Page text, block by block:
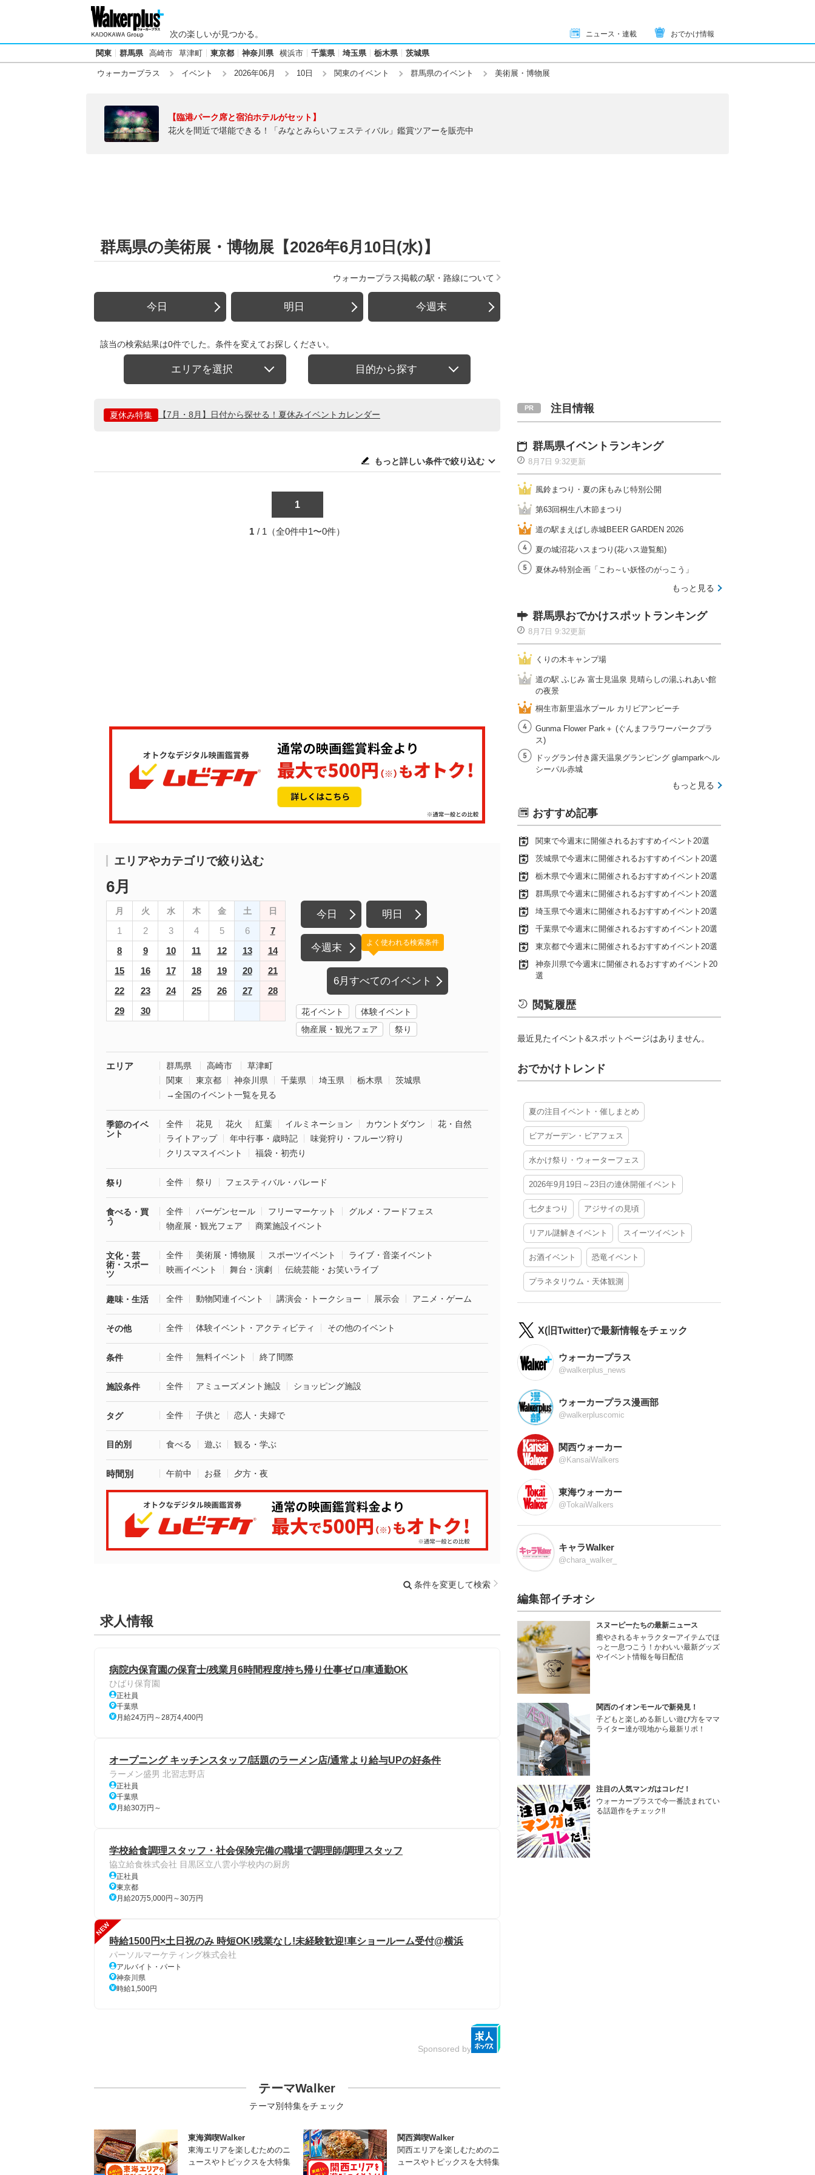
次の楽しいが見つかる。 ニュース・連載 おでかけ情報
関東 群馬県 高崎市 草津町 東京都 神奈川県 横浜市 千葉県 埼玉県 栃木県 茨城県
ウォーカープラス イベント 2026年06月 10日 関東のイベント 群馬県のイベント 美術展・博物展
【臨港パーク席と宿泊ホテルがセット】
花火を間近で堪能できる！「みなとみらいフェスティバル」鑑賞ツアーを販売中
群馬県の美術展・博物展【2026年6月10日(水)】
ウォーカープラス掲載の駅・路線について
今日 明日 今週末
該当の検索結果は0件でした。条件を変えてお探しください。
エリアを選択 目的から探す
夏休み特集 【7月・8月】日付から探せる！夏休みイベントカレンダー
もっと詳しい条件で絞り込む
1
1 / 1（全0件中1〜0件）
エリアやカテゴリで絞り込む
6月
月 火 水 木 金 土 日
1 2 3 4 5 6
7
8
9 10 11 12 13
14
15
16 17 18 19 20
21
22
23 24 25 26 27
28
29
30
今日 明日
今週末
6月すべてのイベント
よく使われる検索条件
花イベント
体験イベント
物産展・観光フェア
祭り
エリア 群馬県 高崎市
草津町
関東
東京都 神奈川県 千葉県 埼玉県 栃木県
茨城県
→全国のイベント一覧を見る
季節のイベ
ント
全件 花見 花火 紅葉 イルミネーション カウントダウン
花・自然
ライトアップ
年中行事・歳時記
味覚狩り・フルーツ狩り
クリスマスイベント
福袋・初売り
祭り 全件 祭り フェスティバル・パレード
食べる・買
う
全件 バーゲンセール フリーマーケット
グルメ・フードフェス
物産展・観光フェア
商業施設イベント
文化・芸
術・スポー
ツ
全件 美術展・博物展 スポーツイベント
ライブ・音楽イベント
映画イベント
舞台・演劇 伝統芸能・お笑いライブ
趣味・生活 全件 動物関連イベント 講演会・トークショー 展示会 アニメ・ゲーム
その他 全件 体験イベント・アクティビティ その他のイベント
条件 全件 無料イベント 終了間際
施設条件 全件 アミューズメント施設 ショッピング施設
タグ 全件 子供と 恋人・夫婦で
目的別 食べる 遊ぶ 観る・学ぶ
時間別 午前中 お昼 夕方・夜
条件を変更して検索
求人情報
病院内保育園の保育士/残業月6時間程度/持ち帰り仕事ゼロ/車通勤OK
ひばり保育園
正社員
千葉県
月給24万円～28万4,400円
オープニング キッチンスタッフ/話題のラーメン店/通常より給与UPの好条件
ラーメン盛男 北習志野店
正社員
千葉県
月給30万円～
学校給食調理スタッフ・社会保険完備の職場で調理師/調理スタッフ
協立給食株式会社 目黒区立八雲小学校内の厨房
正社員
東京都
月給20万5,000円～30万円
NEW
時給1500円×土日祝のみ 時短OK!残業なし!未経験歓迎!車ショールーム受付@横浜
パーソルマーケティング株式会社
アルバイト・パート
神奈川県
時給1,500円
Sponsored by
テーマWalker
テーマ別特集をチェック
東海満喫Walker
東海エリアを楽しむためのニ
ュースやトピックスを大特集
関西満喫Walker
関西エリアを楽しむためのニ
ュースやトピックスを大特集
注目情報
群馬県イベントランキング
8月7日 9:32更新
風鈴まつり・夏の床もみじ特別公開
第63回桐生八木節まつり
道の駅まえばし赤城BEER GARDEN 2026
夏の城沼花ハスまつり(花ハス遊覧船)
夏休み特別企画「こわ～い妖怪のがっこう」
もっと見る
群馬県おでかけスポットランキング
8月7日 9:32更新
くりの木キャンプ場
道の駅 ふじみ 富士見温泉 見晴らしの湯ふれあい館
の夜景
桐生市新里温水プール カリビアンビーチ
Gunma Flower Park＋ (ぐんまフラワーパークプラ
ス)
ドッグラン付き露天温泉グランピング glamparkヘル
シーパル赤城
もっと見る
おすすめ記事
関東で今週末に開催されるおすすめイベント20選
茨城県で今週末に開催されるおすすめイベント20選
栃木県で今週末に開催されるおすすめイベント20選
群馬県で今週末に開催されるおすすめイベント20選
埼玉県で今週末に開催されるおすすめイベント20選
千葉県で今週末に開催されるおすすめイベント20選
東京都で今週末に開催されるおすすめイベント20選
神奈川県で今週末に開催されるおすすめイベント20
選
閲覧履歴
最近見たイベント&スポットページはありません。
おでかけトレンド
夏の注目イベント・催しまとめ
ビアガーデン・ビアフェス
水かけ祭り・ウォーターフェス
2026年9月19日～23日の連休開催イベント
七夕まつり アジサイの見頃
リアル謎解きイベント スイーツイベント
お酒イベント 恐竜イベント
プラネタリウム・天体観測
X(旧Twitter)で最新情報をチェック
ウォーカープラス
@walkerplus_news
ウォーカープラス漫画部
@walkerpluscomic
関西ウォーカー
@KansaiWalkers
東海ウォーカー
@TokaiWalkers
キャラWalker
@chara_walker_
編集部イチオシ
スヌーピーたちの最新ニュース
癒やされるキャラクターアイテムでほ
っと一息つこう！かわいい最新グッズ
やイベント情報を毎日配信
関西のイオンモールで新発見！
子どもと楽しめる新しい遊び方をママ
ライター達が現地から最新リポ！
注目の人気マンガはコレだ！
ウォーカープラスで今一番読まれてい
る話題作をチェック!!